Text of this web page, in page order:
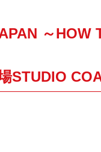
～HOW
STUDIO